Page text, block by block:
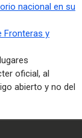
nacional en su
Fronteras y
oficial, al
abierto y no del